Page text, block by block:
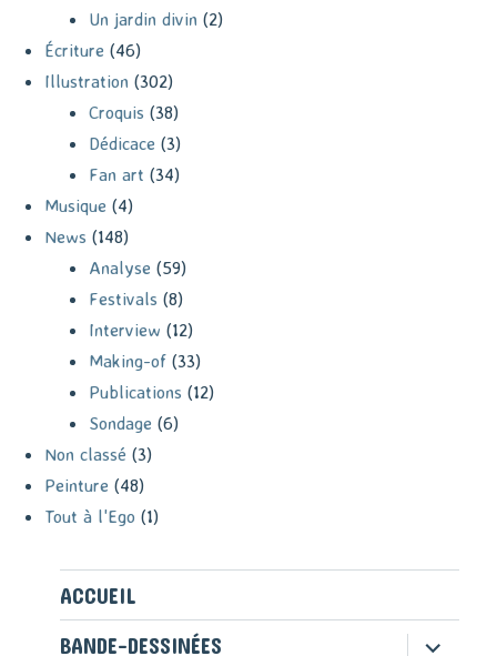
Un jardin divin (2)
Écriture (46)
Illustration (302)
Croquis (38)
Dédicace (3)
Fan art (34)
Musique (4)
News (148)
Analyse (59)
Festivals (8)
Interview (12)
Making-of (33)
Publications (12)
Sondage (6)
Non classé (3)
Peinture (48)
Tout à l'Ego (1)
ACCUEIL
BANDE-DESSINÉES
ouvrir